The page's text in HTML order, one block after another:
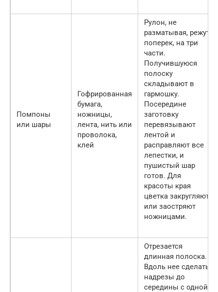
Помпоны
или шары
Гофрированная
бумага,
ножницы,
лента, нить или
проволока,
клей
Рулон, не
разматывая, режут
поперек, на три
части.
Получившуюся
полоску
складывают в
гармошку.
Посередине
заготовку
перевязывают
лентой и
расправляют все
лепестки, и
пушистый шар
готов. Для
красоты края
цветка закругляют
или заостряют
ножницами.
Отрезается
длинная полоска.
Вдоль нее сделать
надрезы до
середины с одной